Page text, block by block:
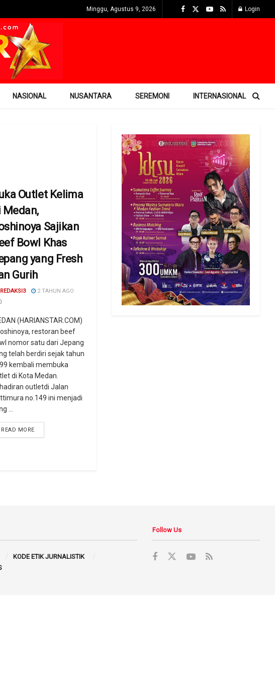
Minggu, Agustus 9, 2026 Login
NASIONAL NUSANTARA SEREMONI INTERNASIONAL
Outlet Kelima
Medan,
Sajikan
Bowl Khas
yang Fresh
Gurih
REDAKSI3
2 TAHUN AGO
(HARIANSTAR.COM)
restoran beef
nomor satu dari Jepang
telah berdiri sejak tahun
kembali membuka
di Kota Medan.
outletdi Jalan
no.149 ini menjadi
...
READ MORE
KODE ETIK JURNALISTIK
Follow Us